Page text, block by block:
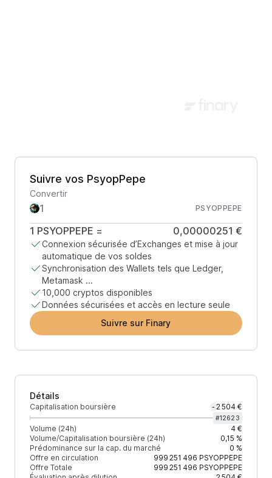
Suivre vos PsyopPepe
Convertir
PSYOPPEPE
1 PSYOPPEPE = 0,00000251 €
Connexion sécurisée d’Exchanges et mise à jour
automatique de vos soldes
Synchronisation des Wallets tels que Ledger,
Metamask ...
10,000 cryptos disponibles
Données sécurisées et accès en lecture seule
Suivre sur Finary
Détails
Capitalisation boursière - 2 504 €
#12623
Volume (24h)
4 €
Volume/Capitalisation boursière (24h)
0,15 %
Prédominance sur la cap. du marché
0 %
Offre en circulation
999 251 496 PSYOPPEPE
Offre Totale
999 251 496 PSYOPPEPE